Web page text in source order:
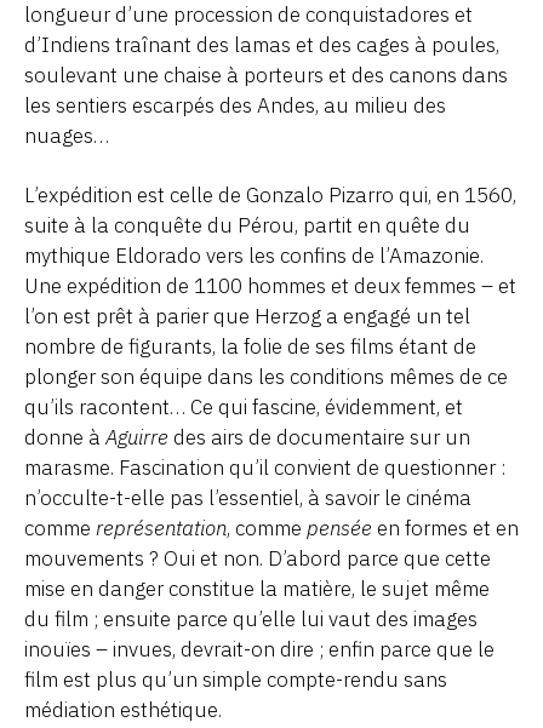
longueur d’une procession de conquistadores et
d’Indiens traînant des lamas et des cages à poules,
soulevant une chaise à porteurs et des canons dans
les sentiers escarpés des Andes, au milieu des
nuages…
L’expédition est celle de Gonzalo Pizarro qui, en 1560,
suite à la conquête du Pérou, partit en quête du
mythique Eldorado vers les confins de l’Amazonie.
Une expédition de 1100 hommes et deux femmes – et
l’on est prêt à parier que Herzog a engagé un tel
nombre de figurants, la folie de ses films étant de
plonger son équipe dans les conditions mêmes de ce
qu’ils racontent… Ce qui fascine, évidemment, et
donne àAguirre des airs de documentaire sur un
marasme. Fascination qu’il convient de questionner :
n’occulte-t-elle pas l’essentiel, à savoir le cinéma
comme représentation, comme pensée en formes et en
mouvements ? Oui et non. D’abord parce que cette
mise en danger constitue la matière, le sujet même
du film ; ensuite parce qu’elle lui vaut des images
inouïes – invues, devrait-on dire ; enfin parce que le
film est plus qu’un simple compte-rendu sans
médiation esthétique.